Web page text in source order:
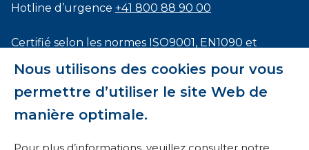
Nous utilisons des cookies pour vous
permettre d’utiliser le site Web de
manière optimale.
Hotline d’urgence +41 800 88 90 00
Certifié selon les normes ISO9001, EN1090 et
Conditions générales